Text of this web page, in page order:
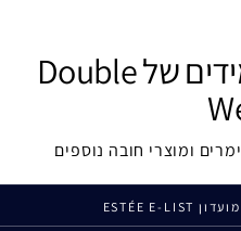
מוצרי החובה העמידים של Double
ומוצרי חובה נוספים
מועדון ESTÉE E-LIST